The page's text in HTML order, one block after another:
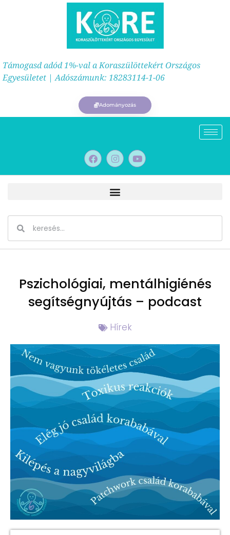
Támogasd adód 1%-val a Koraszülöttekért Országos
Egyesületet | Adószámunk: 18283114-1-06
Adományozás
Pszichológiai, mentálhigiénés
segítségnyújtás – podcast
Hírek